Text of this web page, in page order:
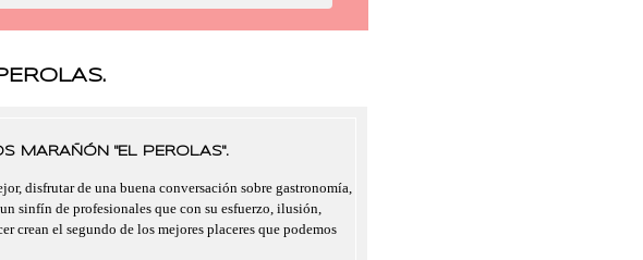
MARAÑÓN "EL PEROLAS".
disfrutar de una buena conversación sobre gastronomía,
sinfín de profesionales que con su esfuerzo, ilusión,
crean el segundo de los mejores placeres que podemos